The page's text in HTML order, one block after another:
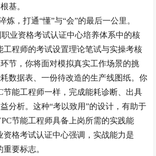
基。
炼，打通“懂”与“会”的最后一公里。
职业资格考试认证中心培养体系中的核
工程师的考试设置理论笔试与实操考核
节，你将面对模拟真实工作场景的挑
数据表、一份待改造的生产线图纸。你
节能工程师一样，完成能耗诊断、出具
分析。这种“考以致用”的设计，有助于
节能工程师具备上岗所需的实践能
资格考试认证中心强调，实战能力是
要标志。